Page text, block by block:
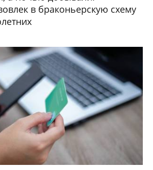
в браконьерскую схему